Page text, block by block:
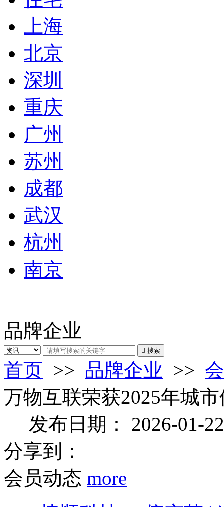
上海
北京
深圳
重庆
广州
苏州
成都
武汉
杭州
南京
品牌企业
 搜索
首页 >> 品牌企业 >>
万物互联荣获2025年城
发布日期： 2026-01-22
分享到：
会员动态 more